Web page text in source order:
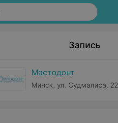
Запись
Мастодонт
Минск, ул. Судмалиса, 22